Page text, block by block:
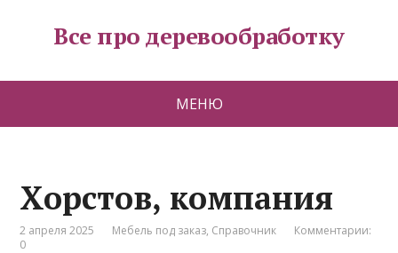
Все про деревообработку
МЕНЮ
Хорстов, компания
2 апреля 2025 Мебель под заказ, Справочник
Комментарии:
0